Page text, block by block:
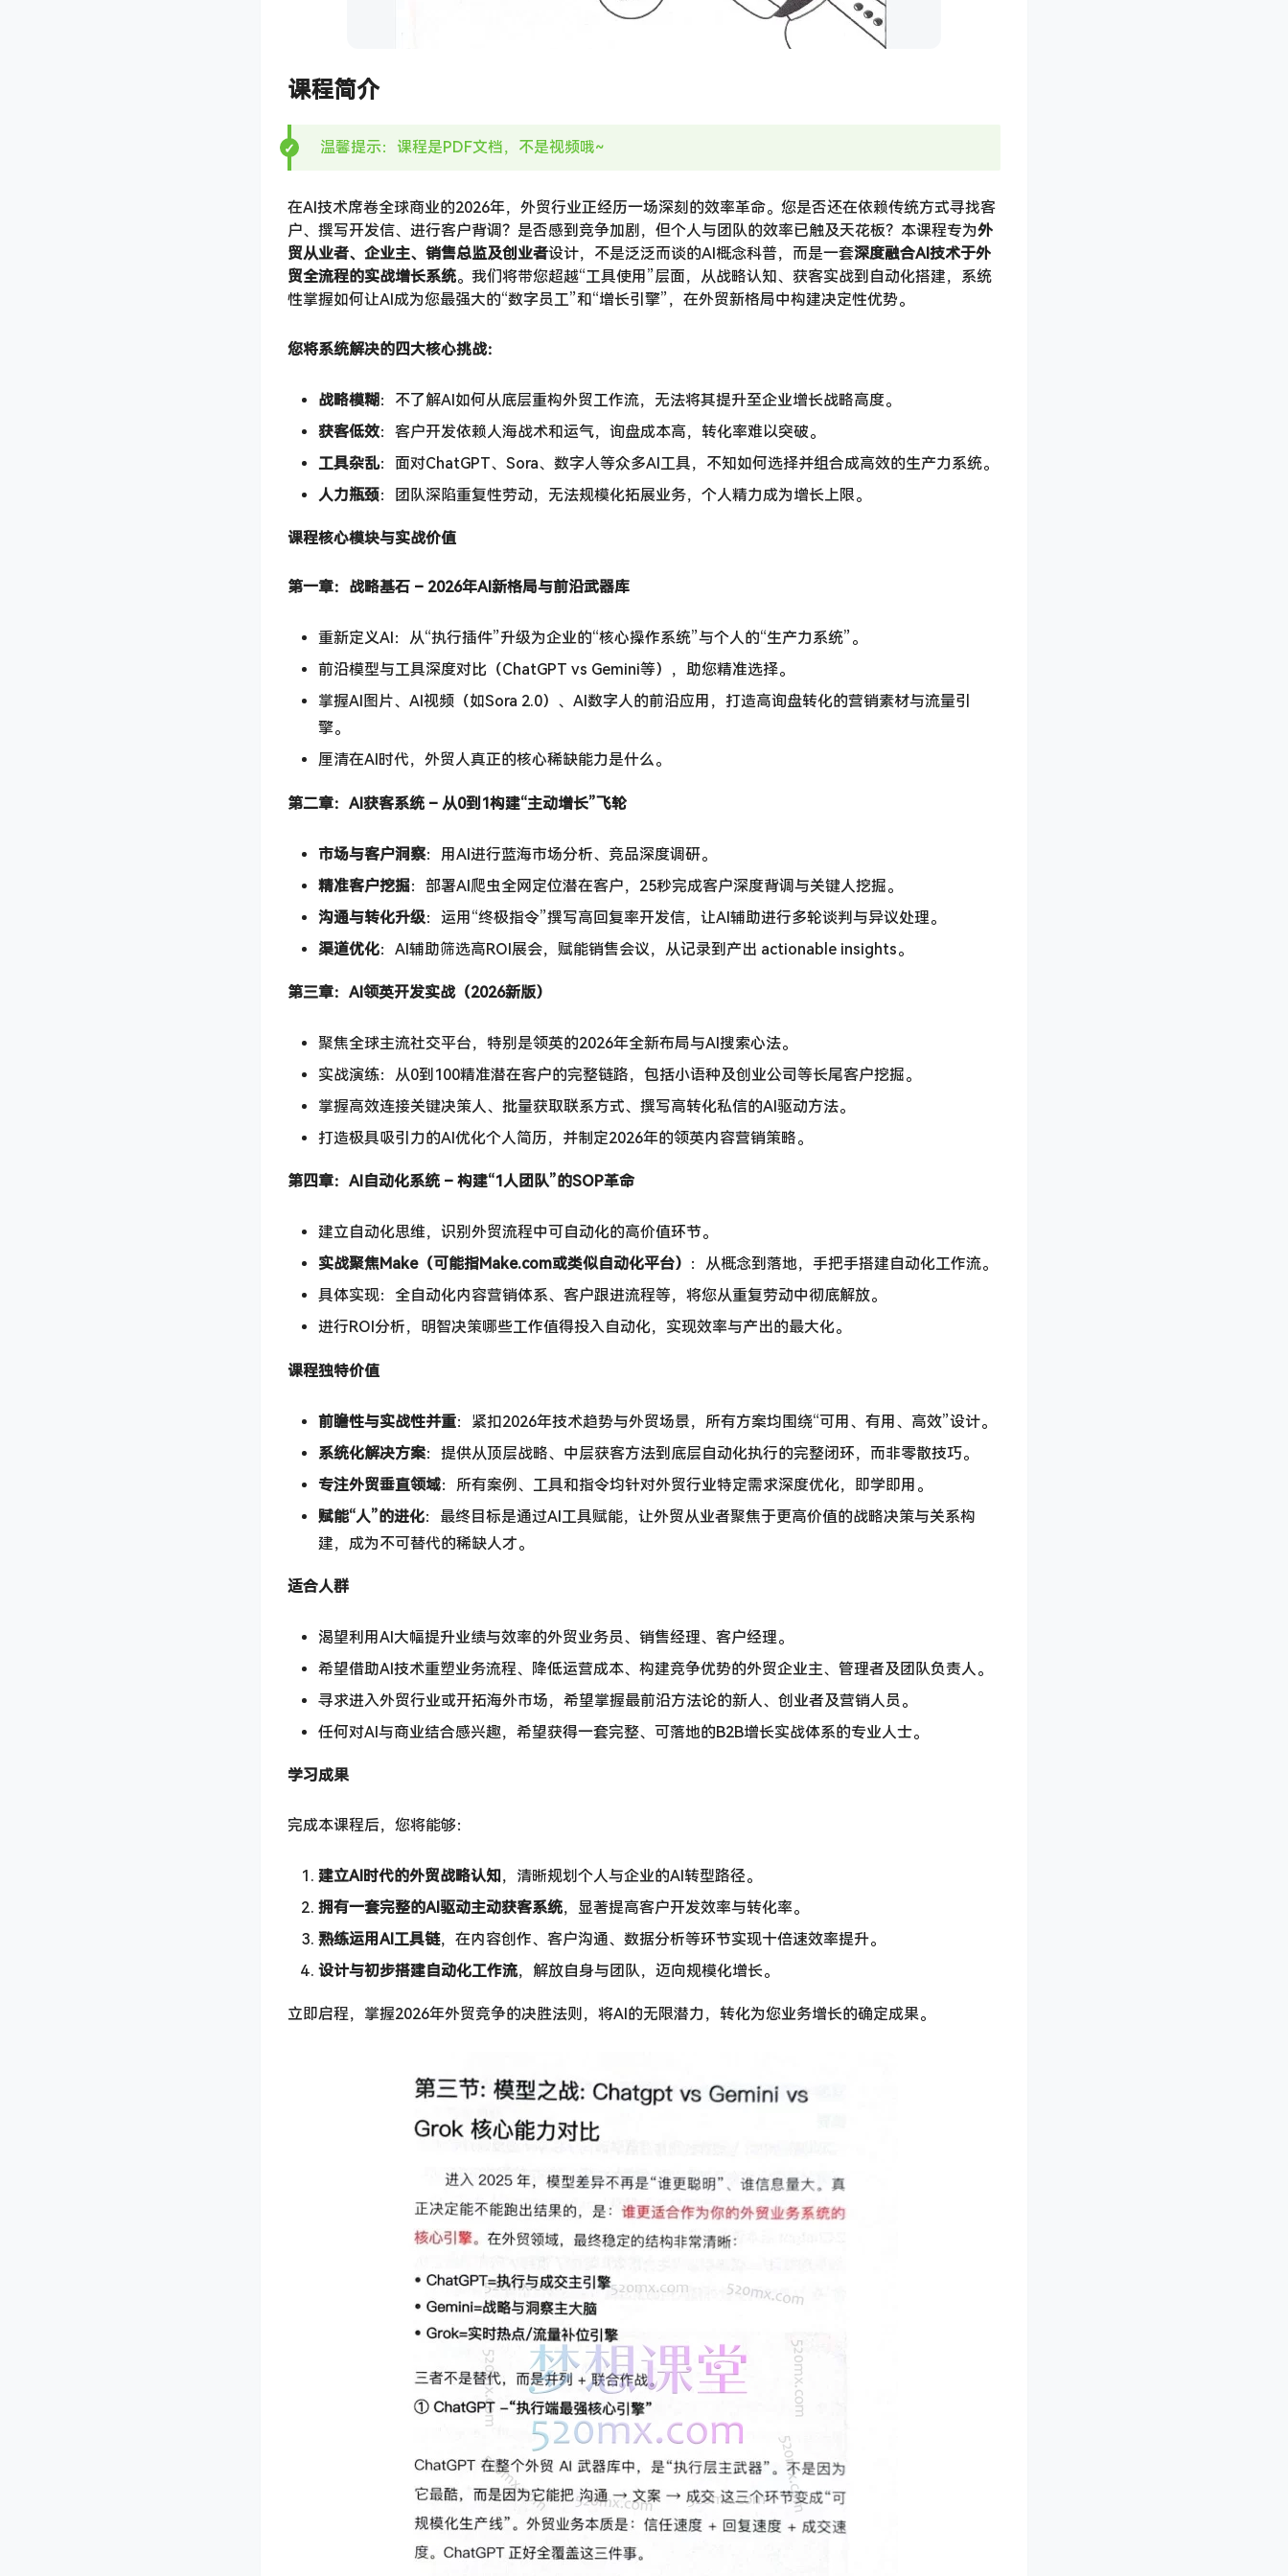
课程简介
温馨提示：课程是PDF文档，不是视频哦~
在AI技术席卷全球商业的2026年，外贸行业正经历一场深刻的效率革命。您是否还在依赖传统方式寻找客
户、撰写开发信、进行客户背调？是否感到竞争加剧，但个人与团队的效率已触及天花板？本课程专为外
贸从业者、企业主、销售总监及创业者设计，不是泛泛而谈的AI概念科普，而是一套深度融合AI技术于外
贸全流程的实战增长系统。我们将带您超越“工具使用”层面，从战略认知、获客实战到自动化搭建，系统
性掌握如何让AI成为您最强大的“数字员工”和“增长引擎”，在外贸新格局中构建决定性优势。
您将系统解决的四大核心挑战：
战略模糊 ：不了解AI如何从底层重构外贸工作流，无法将其提升至企业增长战略高度。
获客低效：客户开发依赖人海战术和运气，询盘成本高，转化率难以突破。
工具杂乱：面对ChatGPT、Sora、数字人等众多AI工具，不知如何选择并组合成高效的生产力系统。
人力瓶颈：团队深陷重复性劳动，无法规模化拓展业务，个人精力成为增长上限。
课程核心模块与实战价值
第一章：战略基石 – 2026年AI新格局与前沿武器库
重新定义AI：从“执行插件”升级为企业的“核心操作系统”与个人的“生产力系统”。
前沿模型与工具深度对比（ChatGPT vs Gemini等），助您精准选择。
掌握AI图片、AI视频（如Sora 2.0）、AI数字人的前沿应用，打造高询盘转化的营销素材与流量引
擎。
厘清在AI时代，外贸人真正的核心稀缺能力是什么。
第二章：AI获客系统 – 从0到1构建“主动增长”飞轮
市场与客户洞察：用AI进行蓝海市场分析、竞品深度调研。
精准客户挖掘：部署AI爬虫全网定位潜在客户，25秒完成客户深度背调与关键人挖掘。
沟通与转化升级：运用“终极指令”撰写高回复率开发信，让AI辅助进行多轮谈判与异议处理。
渠道优化：AI辅助筛选高ROI展会，赋能销售会议，从记录到产出 actionable insights。
第三章：AI领英开发实战（2026新版）
聚焦全球主流社交平台，特别是领英的2026年全新布局与AI搜索心法。
实战演练：从0到100精准潜在客户的完整链路，包括小语种及创业公司等长尾客户挖掘。
掌握高效连接关键决策人、批量获取联系方式、撰写高转化私信的AI驱动方法。
打造极具吸引力的AI优化个人简历，并制定2026年的领英内容营销策略。
第四章：AI自动化系统 – 构建“1人团队”的SOP革命
建立自动化思维，识别外贸流程中可自动化的高价值环节。
实战聚焦Make（可能指Make.com或类似自动化平台） ：从概念到落地，手把手搭建自动化工作流。
具体实现：全自动化内容营销体系、客户跟进流程等，将您从重复劳动中彻底解放。
进行ROI分析，明智决策哪些工作值得投入自动化，实现效率与产出的最大化。
课程独特价值
前瞻性与实战性并重：紧扣2026年技术趋势与外贸场景，所有方案均围绕“可用、有用、高效”设计。
系统化解决方案：提供从顶层战略、中层获客方法到底层自动化执行的完整闭环，而非零散技巧。
专注外贸垂直领域：所有案例、工具和指令均针对外贸行业特定需求深度优化，即学即用。
赋能“人”的进化：最终目标是通过AI工具赋能，让外贸从业者聚焦于更高价值的战略决策与关系构
建，成为不可替代的稀缺人才。
适合人群
渴望利用AI大幅提升业绩与效率的外贸业务员、销售经理、客户经理。
希望借助AI技术重塑业务流程、降低运营成本、构建竞争优势的外贸企业主、管理者及团队负责人。
寻求进入外贸行业或开拓海外市场，希望掌握最前沿方法论的新人、创业者及营销人员。
任何对AI与商业结合感兴趣，希望获得一套完整、可落地的B2B增长实战体系的专业人士。
学习成果
完成本课程后，您将能够：
建立AI时代的外贸战略认知，清晰规划个人与企业的AI转型路径。
拥有一套完整的AI驱动主动获客系统，显著提高客户开发效率与转化率。
熟练运用AI工具链，在内容创作、客户沟通、数据分析等环节实现十倍速效率提升。
设计与初步搭建自动化工作流，解放自身与团队，迈向规模化增长。
立即启程，掌握2026年外贸竞争的决胜法则，将AI的无限潜力，转化为您业务增长的确定成果。